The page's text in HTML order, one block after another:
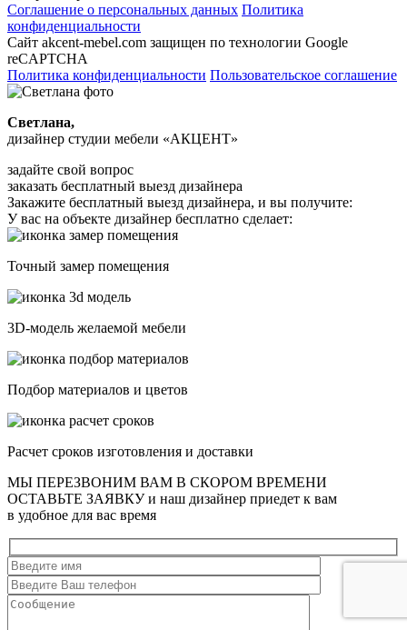
Соглашение о персональных данных Политика
конфиденциальности
Сайт akcent-mebel.com защищен по технологии Google
reCAPTCHA
Политика конфиденциальности Пользовательское соглашение
Светлана,
дизайнер студии мебели «АКЦЕНТ»
задайте свой вопрос
заказать бесплатный выезд дизайнера
Закажите бесплатный выезд дизайнера, и вы получите:
У вас на объекте дизайнер бесплатно сделает:
Точный замер помещения
3D-модель желаемой мебели
Подбор материалов и цветов
Расчет сроков изготовления и доставки
МЫ ПЕРЕЗВОНИМ ВАМ В СКОРОМ ВРЕМЕНИ
ОСТАВЬТЕ ЗАЯВКУи наш дизайнер приедет к вам
в удобное для вас время